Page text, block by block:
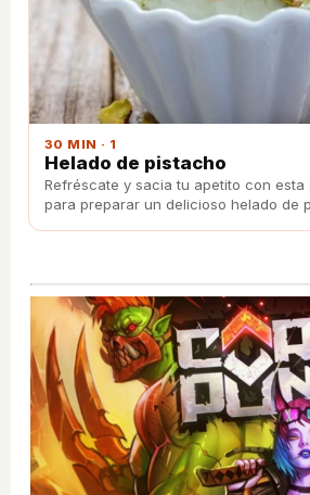
30 MIN · 1
Helado de pistacho
Refréscate y sacia tu apetito con esta
para preparar un delicioso helado de